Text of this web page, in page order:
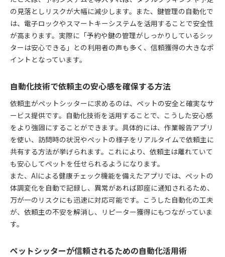
の見落としリスクが大幅に減少します。また、鍵管理の自動化で
は、電子ロックやスマートキーシステムを活用することで安全性
が高まります。実際に「予約や鍵の管理がしっかりしているシッ
ターは安心できる」との利用者の声も多く、信頼獲得の大きなポ
イントとなっています。
自動化技術で依頼主の安心感を確保する方法
依頼主がペットシッターに求めるのは、ペットの安全と確実なサ
ービス提供です。自動化技術を活用することで、こうした安心感
をより強固にすることができます。具体的には、作業報告アプリ
を使い、訪問時の状況やペットの様子をリアルタイムで依頼主に
共有する方法が挙げられます。これにより、依頼主は離れていて
も安心してペットを任せられるようになります。
また、AIによる健康チェック機能を備えたアプリでは、ペットの
体調変化を自動で記録し、異常があれば即座に通知されるため、
万が一のリスクにも迅速に対応可能です。こうした自動化の工夫
が、依頼主の不安を解消し、リピーター獲得にもつながっていま
す。
ペットシッターが信頼されるための自動化活用術